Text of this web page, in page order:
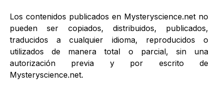
Los contenidos publicados en Mysteryscience.net no
pueden ser copiados, distribuidos, publicados,
traducidos a cualquier idioma, reproducidos o
utilizados de manera total o parcial, sin una
autorización previa y por escrito de
Mysteryscience.net.